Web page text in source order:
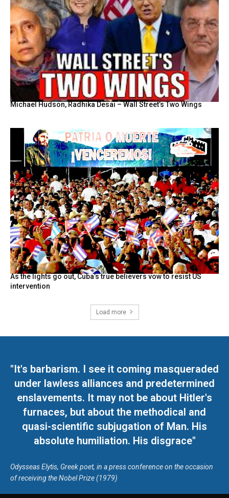
Michael Hudson, Radhika Desai – Wall Street’s Two Wings
As the lights go out, Cuba’s true believers vow to resist US
intervention
Load more
"It's barbarism. I see it coming masqueraded
under lawless alliances and predetermined
enslavements. It may not be about Hitler's
furnaces, but about the methodical and
quasi-scientific subjugation of Man. His
absolute humiliation. His disgrace"
Odysseas Elytis, Greek poet, in a press conference on the occasion
of receiving the Nobel Prize (1979)